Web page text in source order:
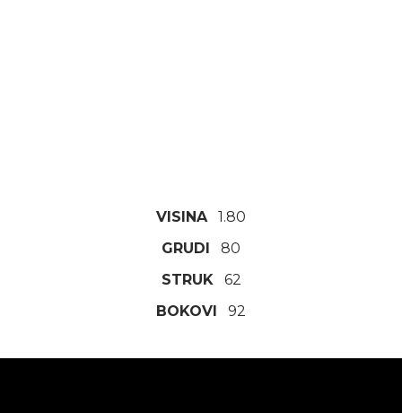
VISINA1.80
GRUDI 80
STRUK62
BOKOVI 92